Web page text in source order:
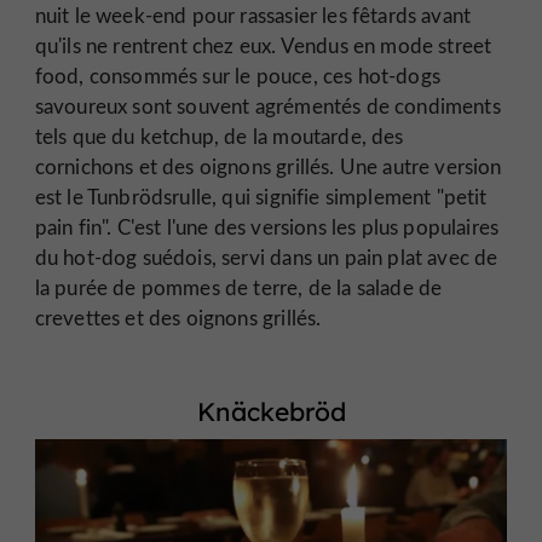
nuit le week-end pour rassasier les fêtards avant
qu'ils ne rentrent chez eux. Vendus en mode street
food, consommés sur le pouce, ces hot-dogs
savoureux sont souvent agrémentés de condiments
tels que du ketchup, de la moutarde, des
cornichons et des oignons grillés. Une autre version
est le Tunbrödsrulle, qui signifie simplement "petit
pain fin". C'est l'une des versions les plus populaires
du hot-dog suédois, servi dans un pain plat avec de
la purée de pommes de terre, de la salade de
crevettes et des oignons grillés.
Knäckebröd